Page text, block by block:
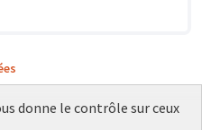
donne le contrôle sur ceux